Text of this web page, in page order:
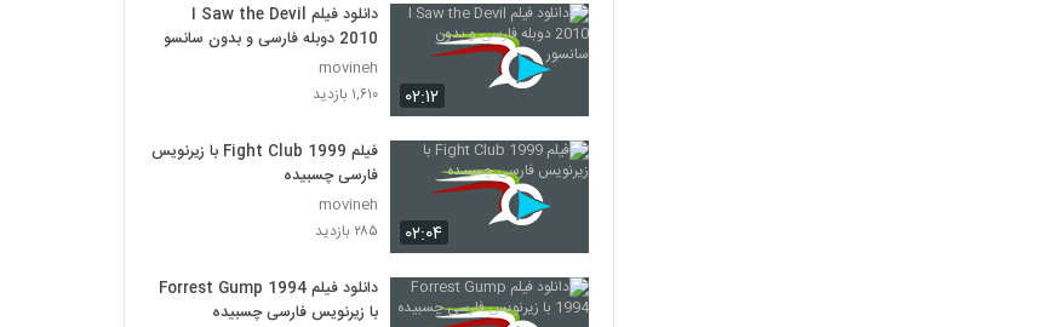
۰۲:۱۲
دانلود فیلم I Saw the Devil
2010 دوبله فارسی و بدون سانسور
movineh
۱,۶۱۰ بازدید
۰۲:۰۴
فیلم Fight Club 1999 با زیرنویس
فارسی چسبیده
movineh
۲۸۵ بازدید
دانلود فیلم Forrest Gump 1994
با زیرنویس فارسی چسبیده